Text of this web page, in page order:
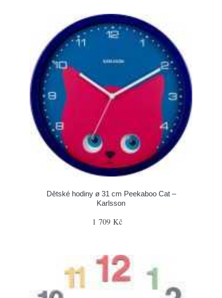
Dětské hodiny ø 31 cm Peekaboo Cat –
Karlsson
1 709 Kč